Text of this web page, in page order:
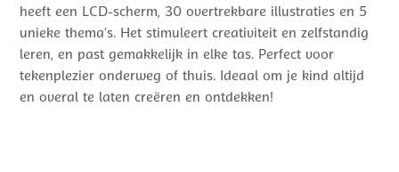
heeft een LCD-scherm, 30 overtrekbare illustraties en 5
unieke thema’s. Het stimuleert creativiteit en zelfstandig
leren, en past gemakkelijk in elke tas. Perfect voor
tekenplezier onderweg of thuis. Ideaal om je kind altijd
en overal te laten creëren en ontdekken!